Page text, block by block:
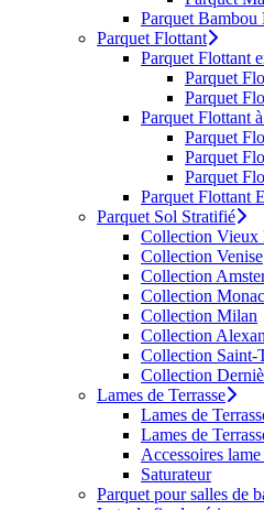
Parquet Bambou
Parquet Flottant
Parquet Flottant
Parquet
Parquet
Parquet Flottant
Parquet
Parquet
Parquet
Parquet Flottant
Parquet Sol Stratifié
Collection Vieux
Collection Venise
Collection
Collection
Collection Milan
Collection
Collection Saint-
Collection
Lames de Terrasse
Lames de
Lames de
Accessoires lame
Saturateur
Parquet pour salles de